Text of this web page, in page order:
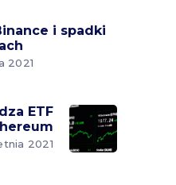
i spadki
2021
ETF
2021